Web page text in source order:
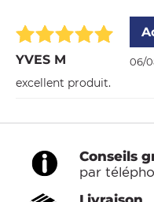
YVES M 06/
excellent produit.
Conseils
par